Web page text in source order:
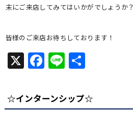
末にご来店してみてはいかがでしょうか？
皆様のご来店お待ちしております！
X Facebook
Line共
☆インターンシップ☆